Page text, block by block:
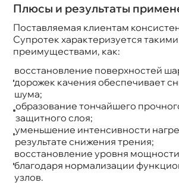
Плюсы и результаты
Поставляемая клиентам
Супротек характеризуется такими
преимуществами, как:
осстановление поверхностей
дорожек качения обеспечивает
шума;
образование тончайшего
защитного слоя;
уменьшение интенсивности
результате снижения трения;
осстановление уровня мощности
лагодаря нормализации
узлов.